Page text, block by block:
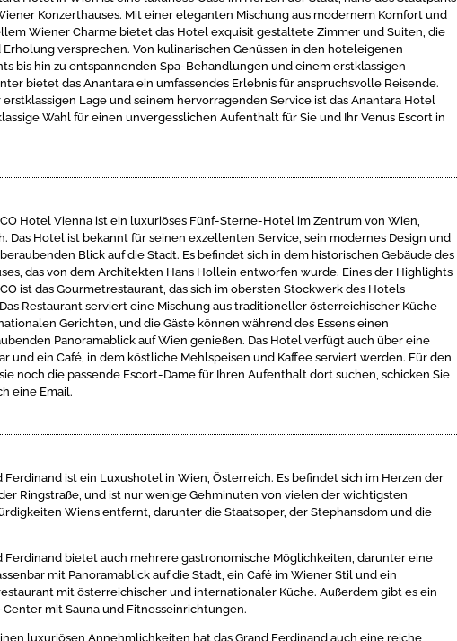
Konzerthauses. Mit einer eleganten Mischung aus modernem Komfort und
Wiener Charme bietet das Hotel exquisit gestaltete Zimmer und Suiten, die
Erholung versprechen. Von kulinarischen Genüssen in den hoteleigenen
bis hin zu entspannenden Spa-Behandlungen und einem erstklassigen
bietet das Anantara ein umfassendes Erlebnis für anspruchsvolle Reisende.
erstklassigen Lage und seinem hervorragenden Service ist das Anantara Hotel
Wahl für einen unvergesslichen Aufenthalt für Sie und Ihr Venus Escort in
CO Hotel Vienna ist ein luxuriöses Fünf-Sterne-Hotel im Zentrum von Wien,
Das Hotel ist bekannt für seinen exzellenten Service, sein modernes Design und
Blick auf die Stadt. Es befindet sich in dem historischen Gebäude des
das von dem Architekten Hans Hollein entworfen wurde. Eines der Highlights
CO ist das Gourmetrestaurant, das sich im obersten Stockwerk des Hotels
Restaurant serviert eine Mischung aus traditioneller österreichischer Küche
Gerichten, und die Gäste können während des Essens einen
Panoramablick auf Wien genießen. Das Hotel verfügt auch über eine
und ein Café, in dem köstliche Mehlspeisen und Kaffee serviert werden. Für den
sie noch die passende Escort-Dame für Ihren Aufenthalt dort suchen, schicken Sie
eine Email.
Ferdinand ist ein Luxushotel in Wien, Österreich. Es befindet sich im Herzen der
Ringstraße, und ist nur wenige Gehminuten von vielen der wichtigsten
Wiens entfernt, darunter die Staatsoper, der Stephansdom und die
Ferdinand bietet auch mehrere gastronomische Möglichkeiten, darunter eine
mit Panoramablick auf die Stadt, ein Café im Wiener Stil und ein
mit österreichischer und internationaler Küche. Außerdem gibt es ein
mit Sauna und Fitnesseinrichtungen.
luxuriösen Annehmlichkeiten hat das Grand Ferdinand auch eine reiche